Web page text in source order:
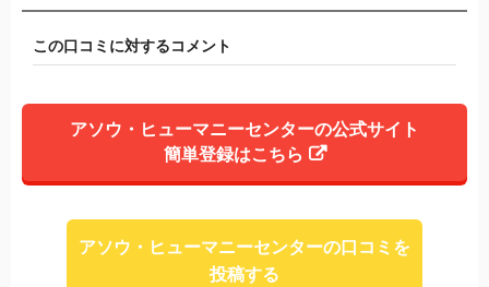
この口コミに対するコメント
アソウ・ヒューマニーセンターの公式サイト
簡単登録はこちら
アソウ・ヒューマニーセンターの口コミを
投稿する